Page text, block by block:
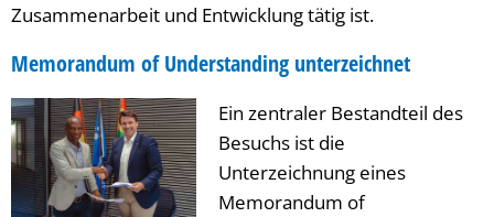
Zusammenarbeit und Entwicklung tätig ist.
Memorandum of Understanding unterzeichnet
Ein zentraler Bestandteil des
Besuchs ist die
Unterzeichnung eines
Memorandum of